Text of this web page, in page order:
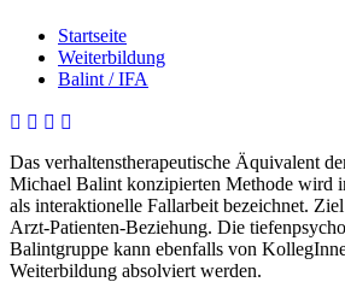
Startseite
Weiterbildung
Balint / IFA
Das verhaltenstherapeutische Äquivalent
Michael Balint konzipierten Methode wird
als interaktionelle Fallarbeit bezeichnet.
Arzt-Patienten-Beziehung. Die
Balintgruppe kann ebenfalls von
Weiterbildung absolviert werden.